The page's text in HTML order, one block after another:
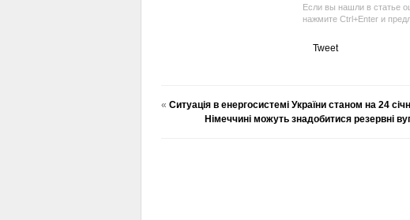
Если вы нашли в статье
нажмите Ctrl+Enter и
Tweet
« Ситуація в енергосистемі України станом на 24
Німеччині можуть знадобитися резервні